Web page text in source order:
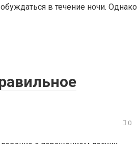
в течение ночи. Однако
0